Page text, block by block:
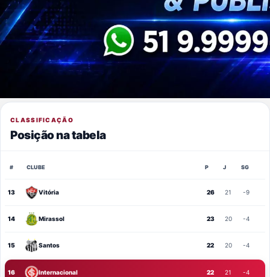
CLASSIFICAÇÃO
Posição na tabela
# CLUBE P J SG
13 Vitória 26 21 -9
14 Mirassol 23 20 -4
15 Santos 22 20 -4
16 Internacional 22 21 -4